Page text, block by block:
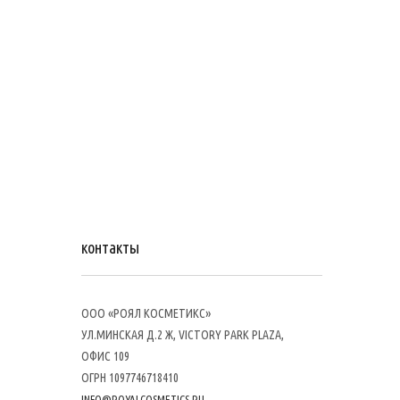
контакты
ООО «РОЯЛ КОСМЕТИКС»
УЛ.МИНСКАЯ Д.2 Ж, VICTORY PARK PLAZA,
ОФИС 109
ОГРН 1097746718410